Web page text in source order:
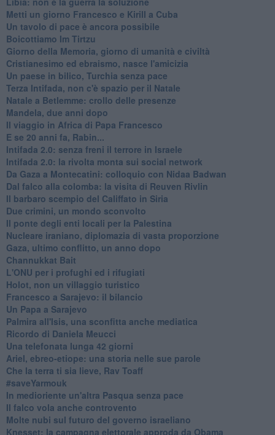
Metti un giorno Francesco e Kirill a Cuba
Un tavolo di pace è ancora possibile
Boicottiamo Im Tirtzu
Giorno della Memoria, giorno di umanità e civiltà
Cristianesimo ed ebraismo, nasce l'amicizia
Un paese in bilico, Turchia senza pace
Terza Intifada, non c'è spazio per il Natale
Natale a Betlemme: crollo delle presenze
Mandela, due anni dopo
Il viaggio in Africa di Papa Francesco
E se 20 anni fa, Rabin...
Intifada 2.0: senza freni il terrore in Israele
Intifada 2.0: la rivolta monta sui social network
Da Gaza a Montecatini: colloquio con Nidaa Badwan
Dal falco alla colomba: la visita di Reuven Rivlin
Il barbaro scempio del Califfato in Siria
Due crimini, un mondo sconvolto
Il ponte degli enti locali per la Palestina
Nucleare iraniano, diplomazia di vasta proporzione
Gaza, ultimo conflitto, un anno dopo
Channukkat Bait
L'ONU per i profughi ed i rifugiati
Holot, non un villaggio turistico
Francesco a Sarajevo: il bilancio
Un Papa a Sarajevo
Palmira all'Isis, una sconfitta anche mediatica
Ricordo di Daniela Meucci
​Una telefonata lunga 42 giorni
​Ariel, ebreo-etiope: una storia nelle sue parole
Che la terra ti sia lieve, Rav Toaff
​#saveYarmouk
​In medioriente un'altra Pasqua senza pace
​Il falco vola anche controvento
Molte nubi sul futuro del governo israeliano
Knesset: la campagna elettorale approda da Obama